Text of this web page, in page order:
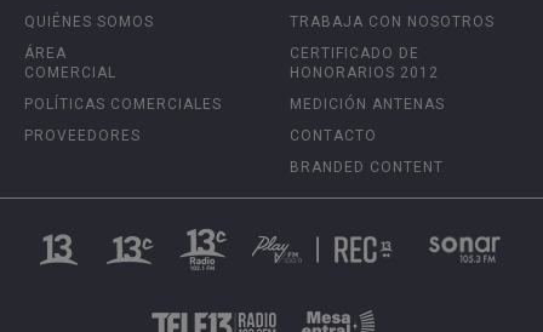
QUIÉNES SOMOS
ÁREA
COMERCIAL
POLÍTICAS COMERCIALES
PROVEEDORES
TRABAJA CON NOSOTROS
CERTIFICADO DE
HONORARIOS 2012
MEDICIÓN ANTENAS
CONTACTO
BRANDED CONTENT